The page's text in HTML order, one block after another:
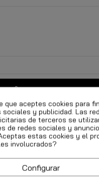
Añadir al carrito
que aceptes cookies para
sociales y publicidad. Las
de terceros se
de redes sociales y
estas cookies y el
involucrados?
Configurar